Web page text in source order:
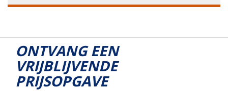
ONTVANG EEN
VRIJBLIJVENDE
PRIJSOPGAVE